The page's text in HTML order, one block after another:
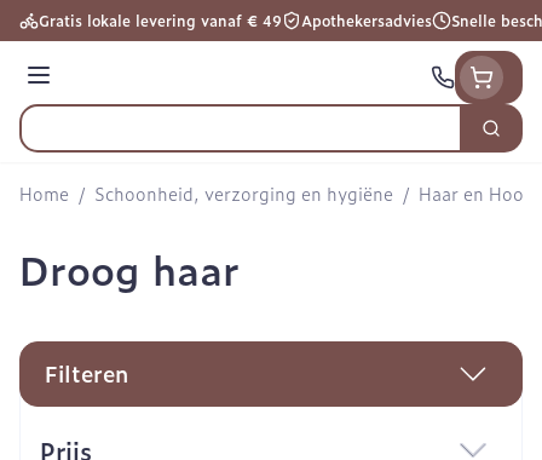
Ga naar de inhoud
Gratis lokale levering vanaf € 49 Apothekersadvies Snelle
Menu
Product, merk, categorie...
Zoek
Home / Schoonheid, verzorging en hygiëne / Haar en Hoofd
Droog haar
Filteren
Prijs